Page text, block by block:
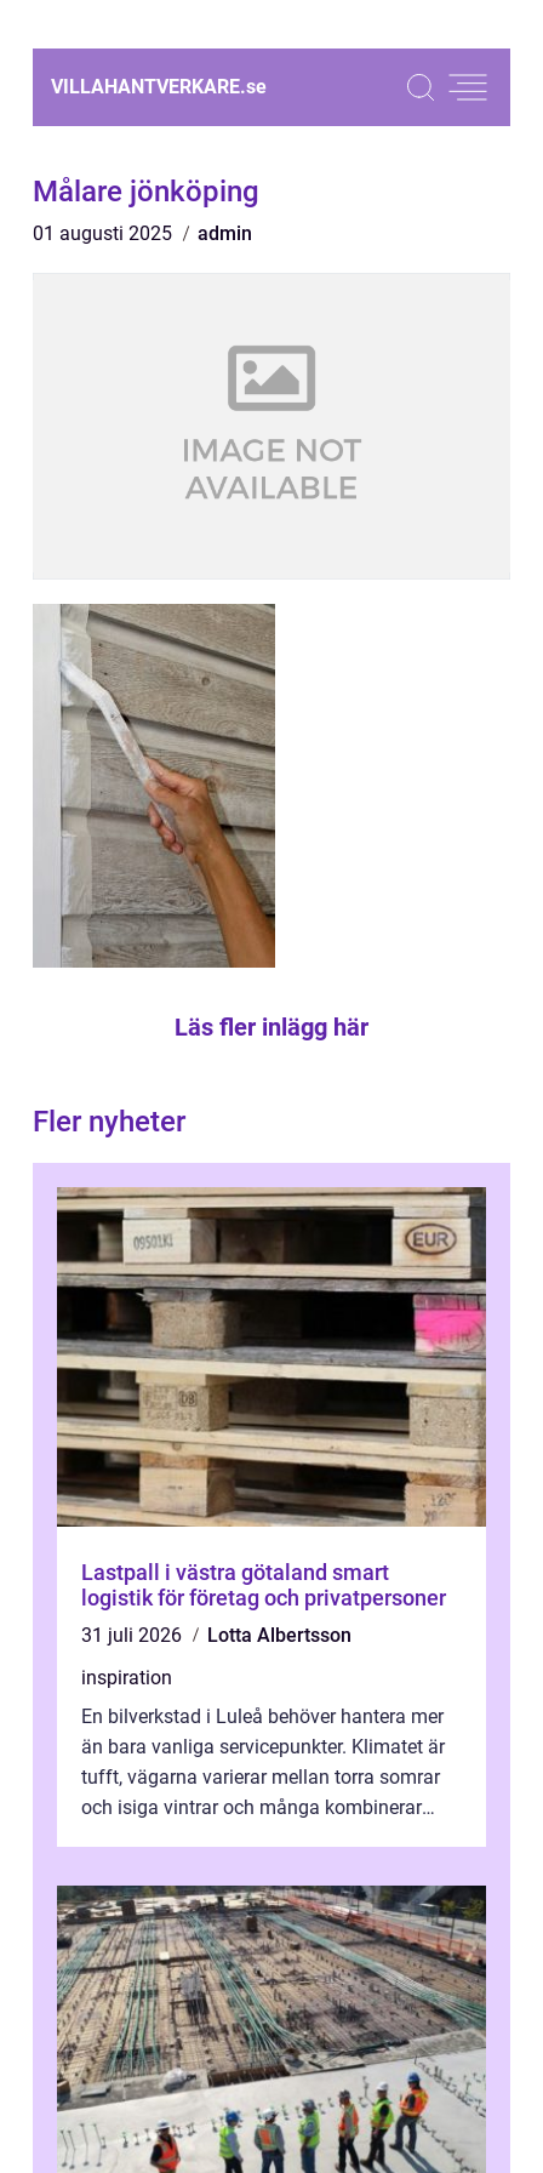
VILLAHANTVERKARE.se
Målare jönköping
01 augusti 2025 admin
Läs fler inlägg här
Fler nyheter
Lastpall i västra götaland smart
logistik för företag och privatpersoner
31 juli 2026
Lotta Albertsson
inspiration
En bilverkstad i Luleå behöver hantera mer
än bara vanliga servicepunkter. Klimatet är
tufft, vägarna varierar mellan torra somrar
och isiga vintrar och många kombinerar